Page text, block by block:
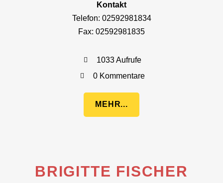
Kontakt
Telefon: 02592981834
Fax: 02592981835
1033 Aufrufe
0 Kommentare
MEHR...
BRIGITTE FISCHER